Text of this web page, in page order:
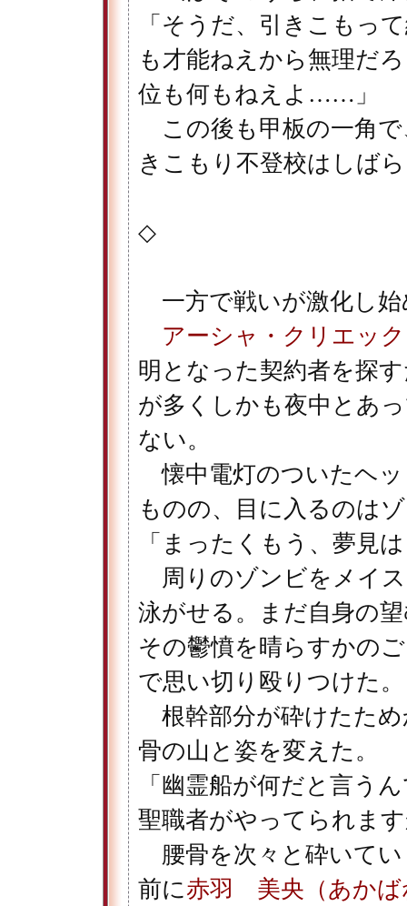
「そうだ、引きこもっ
も才能ねえから無理だ
位も何もねえよ……」
この後も甲板の一角で
きこもり不登校はしば
◇
一方で戦いが激化し始
アーシャ・クリエッ
明となった契約者を探
が多くしかも夜中とあ
ない。
懐中電灯のついたヘ
ものの、目に入るのは
「まったくもう、夢見
周りのゾンビをメイ
泳がせる。まだ自身の
その鬱憤を晴らすかの
で思い切り殴りつけた。
根幹部分が砕けたた
骨の山と姿を変えた。
「幽霊船が何だと言う
聖職者がやってられま
腰骨を次々と砕いて
前に赤羽 美央（あかば